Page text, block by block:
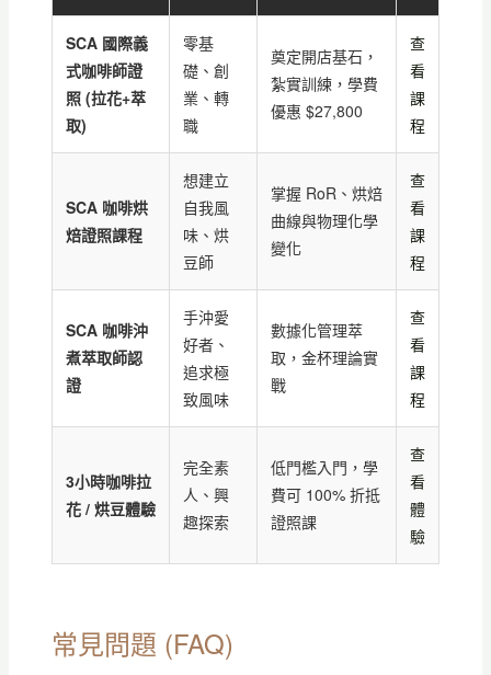
SCA 國際義
式咖啡師證
照 (拉花+萃
取)
零基
礎、創
業、轉
職
奠定開店基石，
紮實訓練，學費
優惠 $27,800
查
看
課
程
SCA 咖啡烘
焙證照課程
想建立
自我風
味、烘
豆師
掌握 RoR、烘焙
曲線與物理化學
變化
查
看
課
程
SCA 咖啡沖
煮萃取師認
證
手沖愛
好者、
追求極
致風味
數據化管理萃
取，金杯理論實
戰
查
看
課
程
3小時咖啡拉
花 / 烘豆體驗
完全素
人、興
趣探索
低門檻入門，學
費可 100% 折抵
證照課
查
看
體
驗
常見問題 (FAQ)